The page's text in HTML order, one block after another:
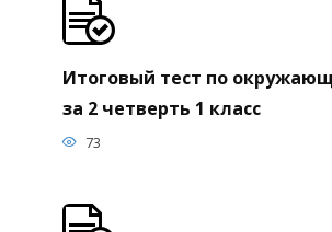
Итоговый тест по
за 2 четверть 1 класс
73